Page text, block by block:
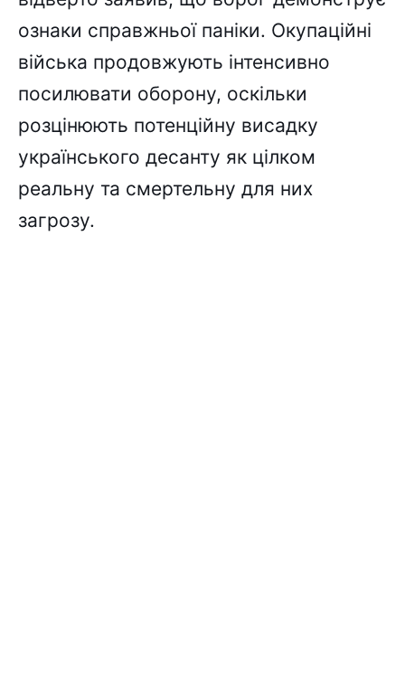
ознаки справжньої паніки. Окупаційні
війська продовжують інтенсивно
посилювати оборону, оскільки
розцінюють потенційну висадку
українського десанту як цілком
реальну та смертельну для них
загрозу.